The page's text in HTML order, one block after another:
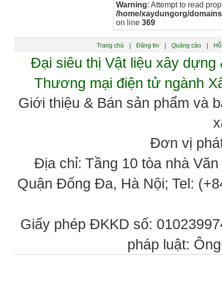
Warning: Attempt to read
/home/xaydungorg/
on line 369
Trang chủ Đăng tin Quảng cáo
Đại siêu thị Vật liệu xây
Thương mại điện tử ngành
Giới thiệu & Bán sản phẩm và
Đơn vị
Địa chỉ: Tầng 10 tòa nhà
Quận Đống Đa, Hà Nội; Tel:
Giấy phép ĐKKD số:
pháp luật: